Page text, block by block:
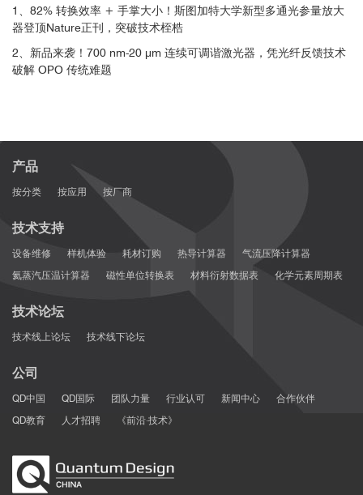
1、82% 转换效率 + 手掌大小！斯图加特大学新型多通光参量放大
器登顶Nature正刊，突破技术桎梏
2、新品来袭！700 nm-20 μm 连续可调谐激光器，凭光纤反馈技术
破解 OPO 传统难题
产品
按分类 按应用 按厂商
技术支持
设备维修 样机体验 耗材订购 热导计算器
气流压降计算器
氦蒸汽压温计算器
磁性单位转换表 材料衍射数据表 化学元素周期表
技术论坛
技术线上论坛 技术线下论坛
公司
QD中国 QD国际 团队力量 行业认可 新闻中心
合作伙伴
QD教育
人才招聘 《前沿·技术》